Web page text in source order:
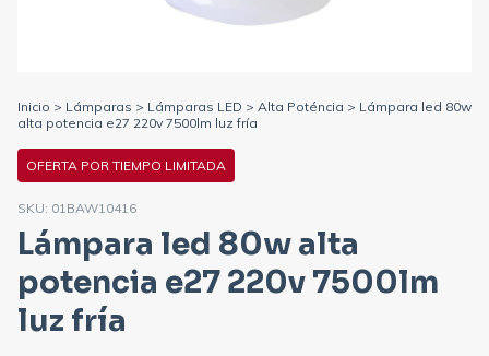
Inicio > Lámparas > Lámparas LED > Alta Poténcia > Lámpara led 80w
alta potencia e27 220v 7500lm luz fría
OFERTA POR TIEMPO LIMITADA
SKU: 01BAW10416
Lámpara led 80w alta
potencia e27 220v 7500lm
luz fría